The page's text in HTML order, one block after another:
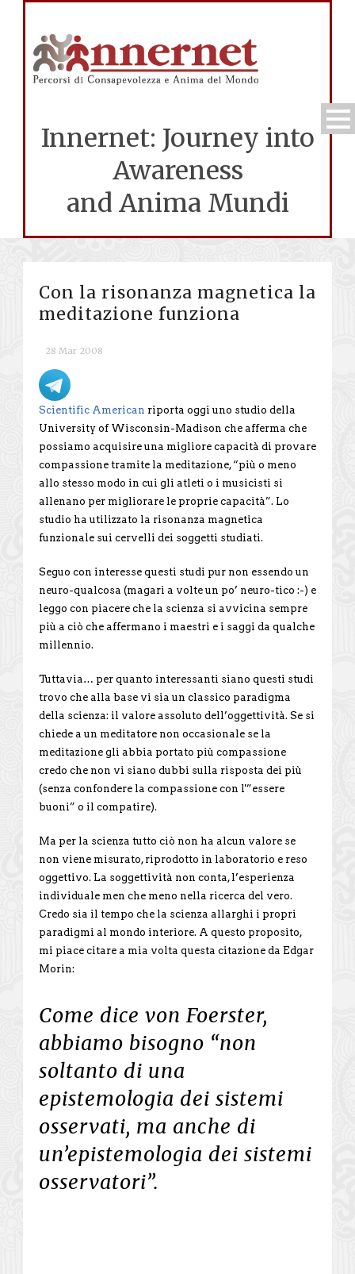
Innernet: Journey into
Awareness
and Anima Mundi
Con la risonanza magnetica la
meditazione funziona
28 Mar 2008
Scientific American riporta oggi uno studio della
University of Wisconsin-Madison che afferma che
possiamo acquisire una migliore capacità di provare
compassione tramite la meditazione, “più o meno
allo stesso modo in cui gli atleti o i musicisti si
allenano per migliorare le proprie capacità”. Lo
studio ha utilizzato la risonanza magnetica
funzionale sui cervelli dei soggetti studiati.
Seguo con interesse questi studi pur non essendo un
neuro-qualcosa (magari a volte un po’ neuro-tico :-) e
leggo con piacere che la scienza si avvicina sempre
più a ciò che affermano i maestri e i saggi da qualche
millennio.
Tuttavia… per quanto interessanti siano questi studi
trovo che alla base vi sia un classico paradigma
della scienza: il valore assoluto dell’oggettività. Se si
chiede a un meditatore non occasionale se la
meditazione gli abbia portato più compassione
credo che non vi siano dubbi sulla risposta dei più
(senza confondere la compassione con l'”essere
buoni” o il compatire).
Ma per la scienza tutto ciò non ha alcun valore se
non viene misurato, riprodotto in laboratorio e reso
oggettivo. La soggettività non conta, l’esperienza
individuale men che meno nella ricerca del vero.
Credo sia il tempo che la scienza allarghi i propri
paradigmi al mondo interiore. A questo proposito,
mi piace citare a mia volta questa citazione da Edgar
Morin:
Come dice von Foerster,
abbiamo bisogno “non
soltanto di una
epistemologia dei sistemi
osservati, ma anche di
un’epistemologia dei sistemi
osservatori”.